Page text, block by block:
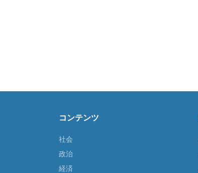
コンテンツ
社会
政治
経済